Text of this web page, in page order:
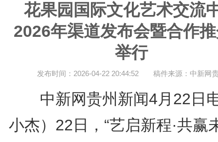
花果园国际文化艺术交流
2026年渠道发布会暨合作
举行
发布时间：2026-04-22 20:44:52 稿件来源：中新网
中新网贵州新闻4月22日
小杰）22日，“艺启新程·共赢